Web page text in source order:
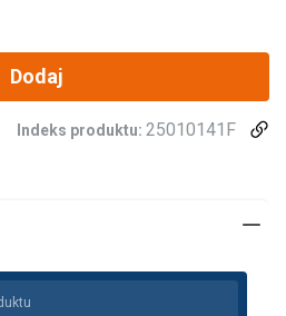
Dodaj
Indeks produktu: 25010141F